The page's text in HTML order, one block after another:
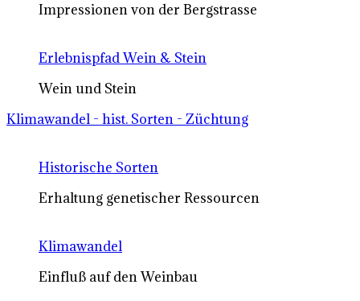
Impressionen von der Bergstrasse
Erlebnispfad Wein & Stein
Wein und Stein
Klimawandel - hist. Sorten - Züchtung
Historische Sorten
Erhaltung genetischer Ressourcen
Klimawandel
Einfluß auf den Weinbau